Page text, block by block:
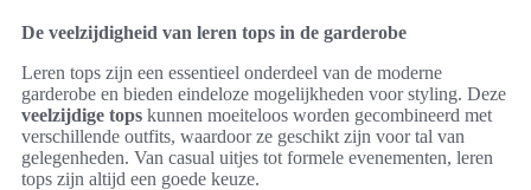
De veelzijdigheid van leren tops in de garderobe
Leren tops zijn een essentieel onderdeel van de moderne
garderobe en bieden eindeloze mogelijkheden voor styling. Deze
veelzijdige tops kunnen moeiteloos worden gecombineerd met
verschillende outfits, waardoor ze geschikt zijn voor tal van
gelegenheden. Van casual uitjes tot formele evenementen, leren
tops zijn altijd een goede keuze.